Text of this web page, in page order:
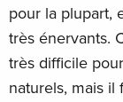
pour la plupart,
très énervants.
très difficile
naturels, mais